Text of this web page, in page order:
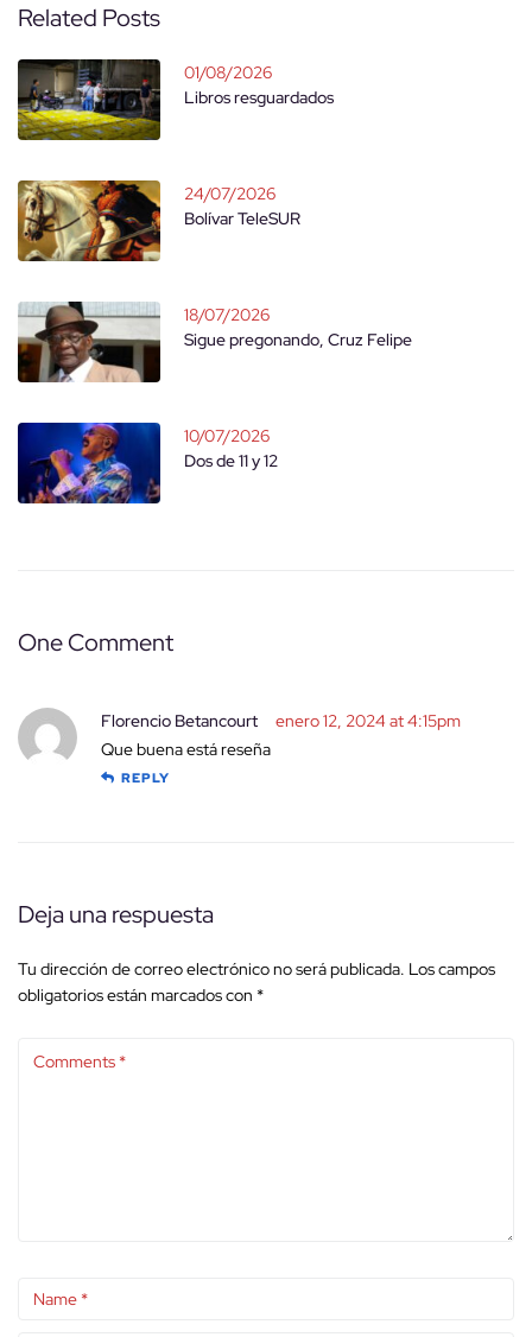
Related Posts
01/08/2026
Libros resguardados
24/07/2026
Bolívar TeleSUR
18/07/2026
Sigue pregonando, Cruz Felipe
10/07/2026
Dos de 11 y 12
One Comment
Florencio Betancourt
enero 12, 2024 at 4:15pm
Que buena está reseña
REPLY
Deja una respuesta
Tu dirección de correo electrónico no será publicada. Los campos
obligatorios están marcados con *